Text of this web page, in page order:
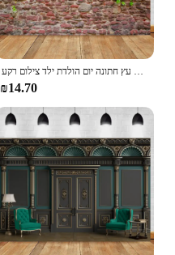
₪14.70